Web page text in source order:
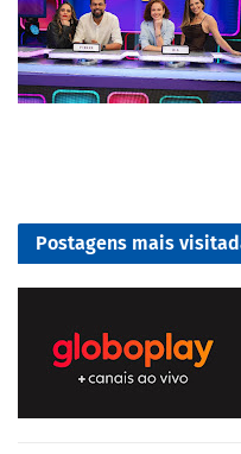
Postagens mais